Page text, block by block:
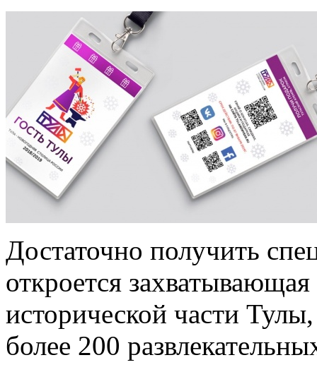
Достаточно получить
откроется
исторической части
более 200